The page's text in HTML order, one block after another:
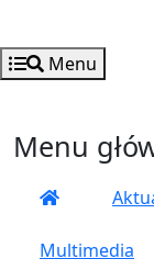
Menu
Menu
Multimedia